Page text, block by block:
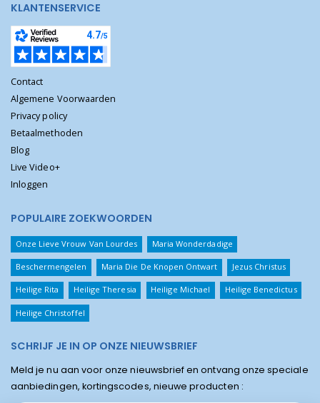
KLANTENSERVICE
Contact
Algemene Voorwaarden
Privacy policy
Betaalmethoden
Blog
Live Video+
Inloggen
POPULAIRE ZOEKWOORDEN
Onze Lieve Vrouw Van Lourdes Maria Wonderdadige
Beschermengelen Maria Die De Knopen Ontwart Jezus Christus
Heilige Rita Heilige Theresia Heilige Michael Heilige Benedictus
Heilige Christoffel
SCHRIJF JE IN OP ONZE NIEUWSBRIEF
Meld je nu aan voor onze nieuwsbrief en ontvang onze speciale
aanbiedingen, kortingscodes, nieuwe producten :